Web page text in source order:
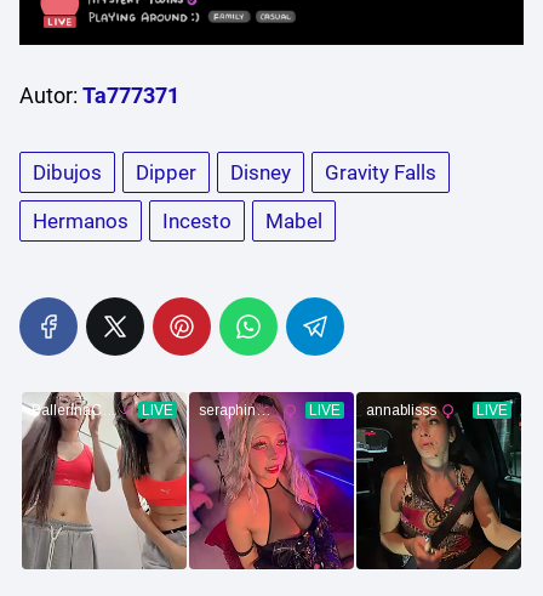
Autor: Ta777371
Dibujos Dipper Disney
Gravity Falls
Hermanos
Incesto Mabel